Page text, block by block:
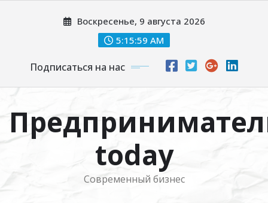
Воскресенье, 9 августа 2026
5:16:00 AM
Подписаться на нас
today
Современный бизнес